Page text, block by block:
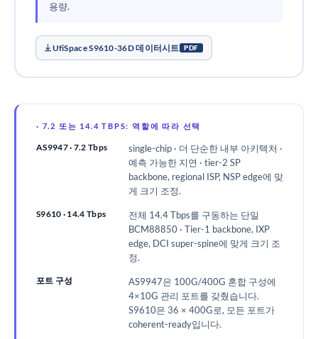
용량.
UfiSpace S9610-36D 데이터시트 PDF
· 7.2 또는 14.4 TBPS: 역할에 따라 선택
AS9947 · 7.2 Tbps
single-chip · 더 단순한 내부 아키텍처 ·
예측 가능한 지연 · tier-2 SP
backbone, regional ISP, NSP edge에 맞
게 크기 조정.
S9610 · 14.4 Tbps
전체 14.4 Tbps를 구동하는 단일
BCM88850 · Tier-1 backbone, IXP
edge, DCI super-spine에 맞게 크기 조
정.
포트 구성
AS9947은 100G/400G 혼합 구성에
4×10G 관리 포트를 갖췄습니다.
S9610은 36 × 400G로, 모든 포트가
coherent-ready입니다.